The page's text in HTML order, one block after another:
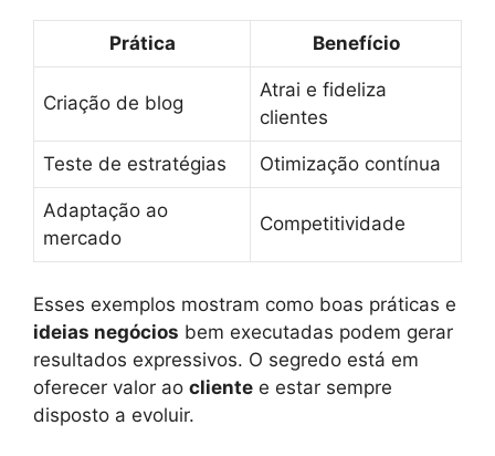
Prática Benefício
Criação de blog
Atrai e fideliza
clientes
Teste de estratégias Otimização contínua
Adaptação ao
mercado
Competitividade
Esses exemplos mostram como boas práticas e
ideias negócios bem executadas podem gerar
resultados expressivos. O segredo está em
oferecer valor ao cliente e estar sempre
disposto a evoluir.